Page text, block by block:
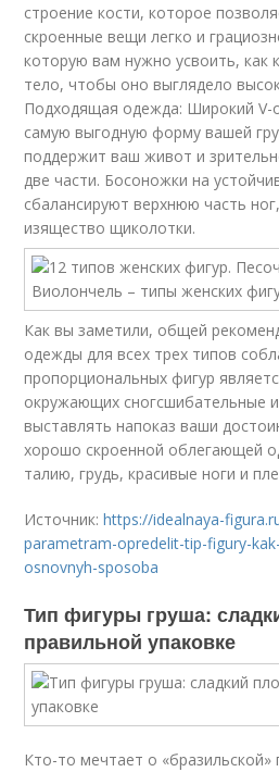
строение кости, которое
скроенные вещи легко и
которую вам нужно усвоить, как
тело, чтобы оно выглядело
Подходящая одежда: Широкий V-
самую выгодную форму вашей
поддержит ваш живот и
две части. Босоножки на
сбалансируют верхнюю часть
изящество щиколотки.
Как вы заметили, общей
одежды для всех трех типов
пропорциональных фигур
окружающих сногсшибательные
выставлять напоказ ваши
хорошо скроенной облегающей
талию, грудь, красивые ноги и
Источник:https://idealnaya-
parametram-opredelit-tip-figury-
osnovnyh-sposoba
Тип фигуры груша:
правильной упаковке
Кто-то мечтает о